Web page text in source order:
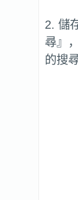
2. 儲
尋』
的搜